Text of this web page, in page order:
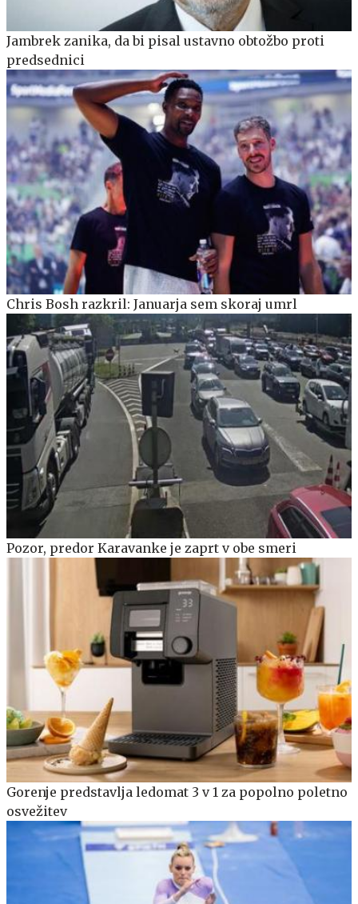
Jambrek zanika, da bi pisal ustavno obtožbo proti
predsednici
Chris Bosh razkril: Januarja sem skoraj umrl
Pozor, predor Karavanke je zaprt v obe smeri
Gorenje predstavlja ledomat 3 v 1 za popolno poletno
osvežitev